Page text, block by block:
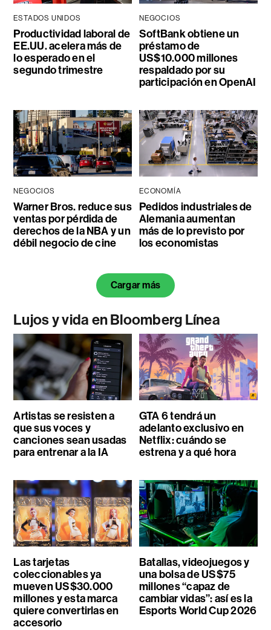
ESTADOS UNIDOS
Productividad laboral de
EE.UU. acelera más de
lo esperado en el
segundo trimestre
NEGOCIOS
SoftBank obtiene un
préstamo de
US$10.000 millones
respaldado por su
participación en OpenAI
NEGOCIOS
Warner Bros. reduce sus
ventas por pérdida de
derechos de la NBA y un
débil negocio de cine
ECONOMÍA
Pedidos industriales de
Alemania aumentan
más de lo previsto por
los economistas
Cargar más
Lujos y vida en Bloomberg Línea
Artistas se resisten a
que sus voces y
canciones sean usadas
para entrenar a la IA
GTA 6 tendrá un
adelanto exclusivo en
Netflix: cuándo se
estrena y a qué hora
Las tarjetas
coleccionables ya
mueven US$30.000
millones y esta marca
quiere convertirlas en
accesorio
Batallas, videojuegos y
una bolsa de US$75
millones “capaz de
cambiar vidas”: así es la
Esports World Cup 2026